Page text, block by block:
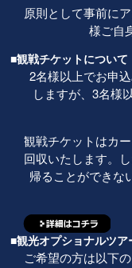
原則として事前に
様ご自
■観戦チケットについて
2名様以上でお申
しますが、3名様
観戦チケットはカ
回収いたします。
帰ることができな
■観光オプショナルツア
ご希望の方は以下